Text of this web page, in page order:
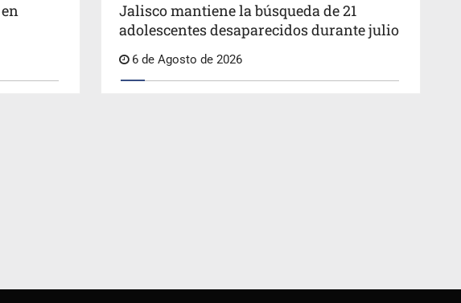
Jalisco mantiene la búsqueda de 21
adolescentes desaparecidos durante julio
6 de Agosto de 2026